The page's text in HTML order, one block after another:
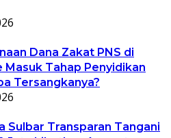
Dana Zakat PNS di
Masuk Tahap Penyidikan
Tersangkanya?
Sulbar Transparan Tangani